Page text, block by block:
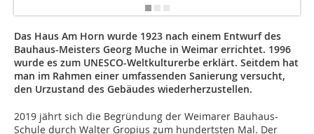
Das Haus Am Horn wurde 1923 nach einem Entwurf des
Bauhaus-Meisters Georg Muche in Weimar errichtet. 1996
wurde es zum UNESCO-Weltkulturerbe erklärt. Seitdem hat
man im Rahmen einer umfassenden Sanierung versucht,
den Urzustand des Gebäudes wiederherzustellen.
2019 jährt sich die Begründung der Weimarer Bauhaus-
Schule durch Walter Gropius zum hundertsten Mal. Der